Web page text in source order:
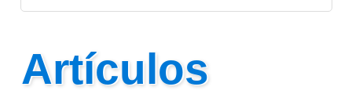
Artículos